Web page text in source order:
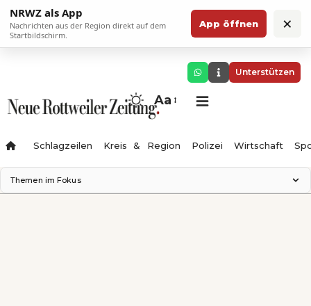
NRWZ als App
Nachrichten aus der Region direkt auf dem
Startbildschirm.
App öffnen ×
Unterstützen
Aa
Schlagzeilen Kreis & Region Polizei Wirtschaft
Themen im Fokus